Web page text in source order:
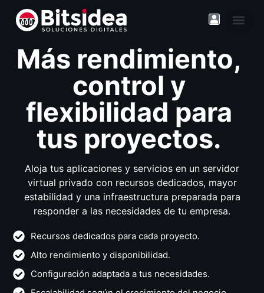
Más rendimiento,
control y
flexibilidad para
tus proyectos.
Aloja tus aplicaciones y servicios en un servidor
virtual privado con recursos dedicados, mayor
estabilidad y una infraestructura preparada para
responder a las necesidades de tu empresa.
Recursos dedicados para cada proyecto.
Alto rendimiento y disponibilidad.
Configuración adaptada a tus necesidades.